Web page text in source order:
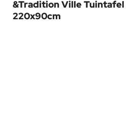
&Tradition Ville Tuintafel
220x90cm